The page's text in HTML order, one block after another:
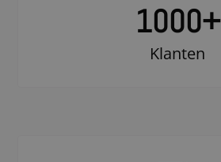
1000+
Klanten